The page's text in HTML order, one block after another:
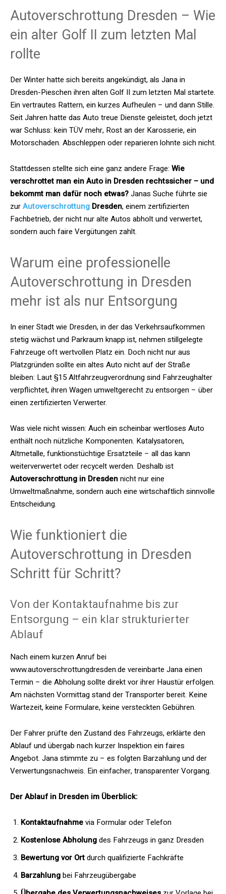
Autoverschrottung Dresden – Wie
ein alter Golf II zum letzten Mal
rollte
Der Winter hatte sich bereits angekündigt, als Jana in
Dresden-Pieschen ihren alten Golf II zum letzten Mal startete.
Ein vertrautes Rattern, ein kurzes Aufheulen – und dann Stille.
Seit Jahren hatte das Auto treue Dienste geleistet, doch jetzt
war Schluss: kein TÜV mehr, Rost an der Karosserie, ein
Motorschaden. Abschleppen oder reparieren lohnte sich nicht.
Stattdessen stellte sich eine ganz andere Frage: Wie
verschrottet man ein Auto in Dresden rechtssicher – und
bekommt man dafür noch etwas?Janas Suche führte sie
zurAutoverschrottung Dresden, einem zertifizierten
Fachbetrieb, der nicht nur alte Autos abholt und verwertet,
sondern auch faire Vergütungen zahlt.
Warum eine professionelle
Autoverschrottung in Dresden
mehr ist als nur Entsorgung
In einer Stadt wie Dresden, in der das Verkehrsaufkommen
stetig wächst und Parkraum knapp ist, nehmen stillgelegte
Fahrzeuge oft wertvollen Platz ein. Doch nicht nur aus
Platzgründen sollte ein altes Auto nicht auf der Straße
bleiben: Laut §15 Altfahrzeugverordnung sind Fahrzeughalter
verpflichtet, ihren Wagen umweltgerecht zu entsorgen – über
einen zertifizierten Verwerter.
Was viele nicht wissen: Auch ein scheinbar wertloses Auto
enthält noch nützliche Komponenten. Katalysatoren,
Altmetalle, funktionstüchtige Ersatzteile – all das kann
weiterverwertet oder recycelt werden. Deshalb ist
Autoverschrottung in Dresdennicht nur eine
Umweltmaßnahme, sondern auch eine wirtschaftlich sinnvolle
Entscheidung.
Wie funktioniert die
Autoverschrottung in Dresden
Schritt für Schritt?
Von der Kontaktaufnahme bis zur
Entsorgung – ein klar strukturierter
Ablauf
Nach einem kurzen Anruf bei
www.autoverschrottungdresden.de vereinbarte Jana einen
Termin – die Abholung sollte direkt vor ihrer Haustür erfolgen.
Am nächsten Vormittag stand der Transporter bereit. Keine
Wartezeit, keine Formulare, keine versteckten Gebühren.
Der Fahrer prüfte den Zustand des Fahrzeugs, erklärte den
Ablauf und übergab nach kurzer Inspektion ein faires
Angebot. Jana stimmte zu – es folgten Barzahlung und der
Verwertungsnachweis. Ein einfacher, transparenter Vorgang.
Der Ablauf in Dresden im Überblick:
Kontaktaufnahmevia Formular oder Telefon
Kostenlose Abholungdes Fahrzeugs in ganz Dresden
Bewertung vor Ortdurch qualifizierte Fachkräfte
Barzahlungbei Fahrzeugübergabe